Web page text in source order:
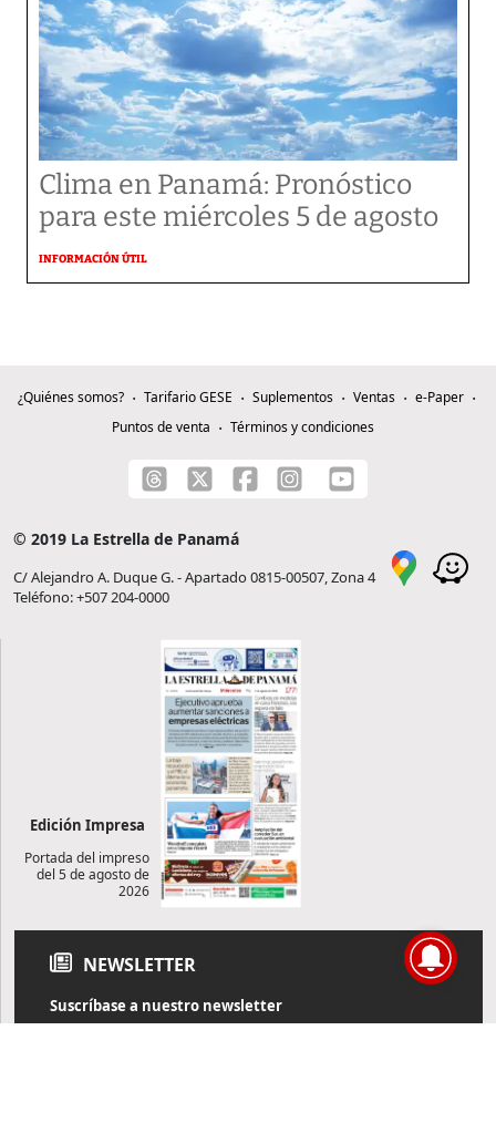
Clima en Panamá: Pronóstico
para este miércoles 5 de agosto
INFORMACIÓN ÚTIL
¿Quiénes somos? Tarifario GESE Suplementos Ventas
e-Paper
Puntos de venta
Términos y condiciones
© 2019 La Estrella de Panamá
C/ Alejandro A. Duque G. - Apartado 0815-00507, Zona 4
Teléfono: +507 204-0000
Edición Impresa
Portada del impreso
del 5 de agosto de
2026
NEWSLETTER
Suscríbase a nuestro newsletter
Reciba diariamente información de actualidad directamente en